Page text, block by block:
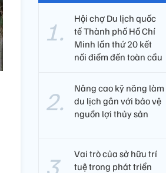
Hội chợ Du lịch quốc
tế Thành phố Hồ Chí
Minh lần thứ 20 kết
nối điểm đến toàn cầu
Nâng cao kỹ năng làm
du lịch gắn với bảo vệ
nguồn lợi thủy sản
Vai trò của sở hữu trí
tuệ trong phát triển